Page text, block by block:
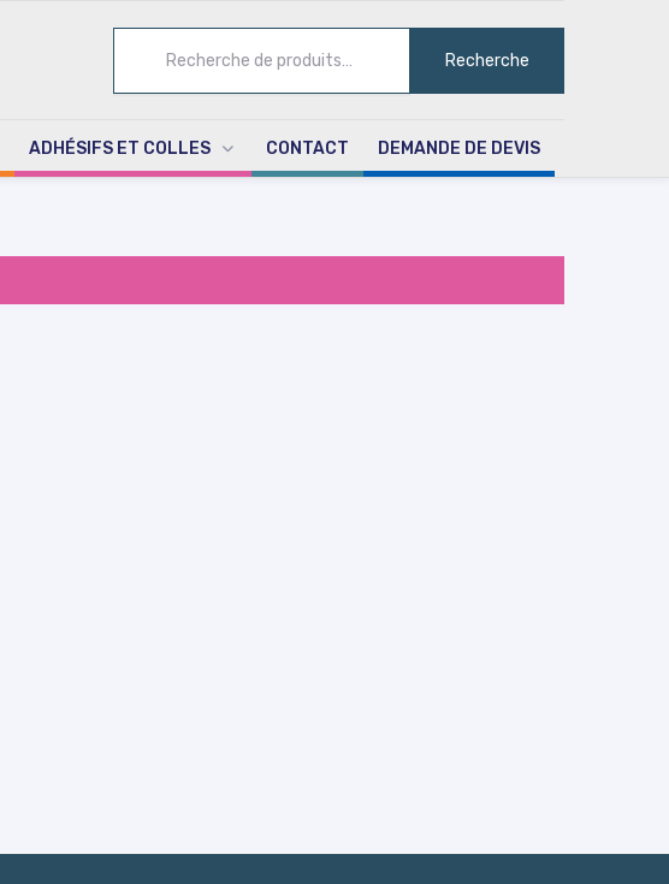
Recherche
ADHÉSIFS ET COLLES CONTACT DEMANDE DE DEVIS